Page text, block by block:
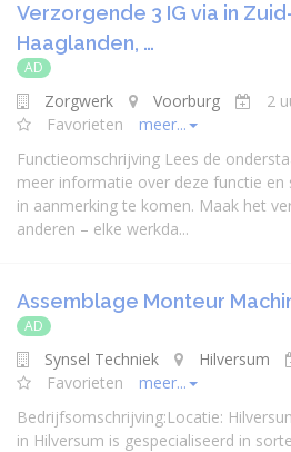
Verzorgende 3 IG via in
Haaglanden, …
AD
Zorgwerk Voorburg
2
Favorieten
meer...
Functieomschrijving Lees de
meer informatie over deze functie en
in aanmerking te komen. Maak het
anderen – elke werkda...
Assemblage Monteur
AD
Synsel Techniek Hilversum
Favorieten
meer...
Bedrijfsomschrijving:Locatie:
in Hilversum is gespecialiseerd in